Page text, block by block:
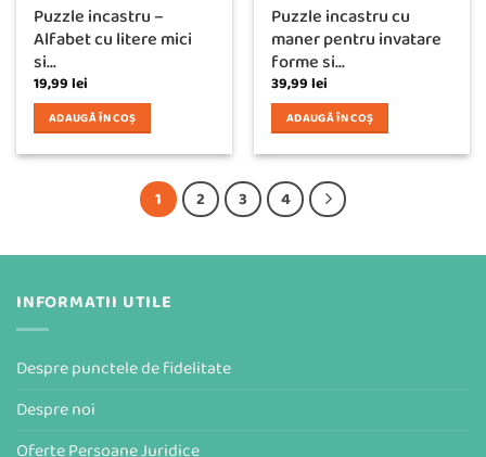
Puzzle incastru –
Alfabet cu litere mici
si...
19,99lei
ADAUGĂ ÎN COȘ
Puzzle incastru cu
maner pentru invatare
forme si...
39,99lei
ADAUGĂ ÎN COȘ
1 2 3 4
INFORMATII UTILE
Despre punctele de fidelitate
Despre noi
Oferte Persoane Juridice